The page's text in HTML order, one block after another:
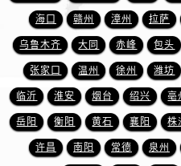
海口 赣州 漳州 拉萨
乌鲁木齐 大同 赤峰 包头
张家口 温州 徐州 潍坊
临沂 淮安 烟台 绍兴 亳
岳阳 衡阳 黄石 襄阳 株
许昌 南阳 常德 泉州